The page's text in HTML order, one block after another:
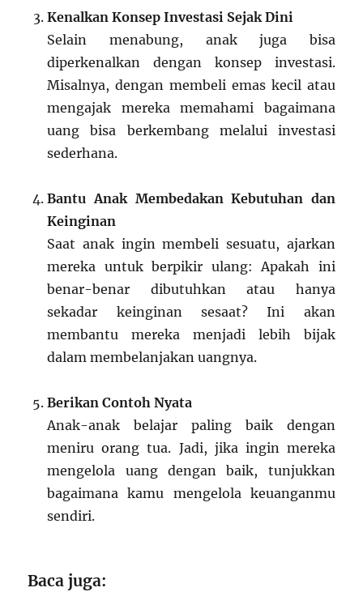
Kenalkan Konsep Investasi Sejak Dini
Selain menabung, anak juga bisa
diperkenalkan dengan konsep investasi.
Misalnya, dengan membeli emas kecil atau
mengajak mereka memahami bagaimana
uang bisa berkembang melalui investasi
sederhana.
Bantu Anak Membedakan Kebutuhan dan
Keinginan
Saat anak ingin membeli sesuatu, ajarkan
mereka untuk berpikir ulang: Apakah ini
benar-benar dibutuhkan atau hanya
sekadar keinginan sesaat? Ini akan
membantu mereka menjadi lebih bijak
dalam membelanjakan uangnya.
Berikan Contoh Nyata
Anak-anak belajar paling baik dengan
meniru orang tua. Jadi, jika ingin mereka
mengelola uang dengan baik, tunjukkan
bagaimana kamu mengelola keuanganmu
sendiri.
Baca juga: